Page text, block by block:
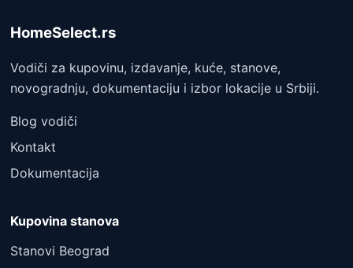
HomeSelect.rs
Vodiči za kupovinu, izdavanje, kuće, stanove,
novogradnju, dokumentaciju i izbor lokacije u Srbiji.
Blog vodiči
Kontakt
Dokumentacija
Kupovina stanova
Stanovi Beograd